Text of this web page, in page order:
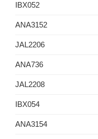
IBX052
ANA3152
JAL2206
ANA736
JAL2208
IBX054
ANA3154